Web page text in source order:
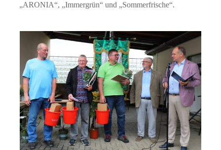
„ARONIA“, „Immergrün“ und „Sommerfrische“.